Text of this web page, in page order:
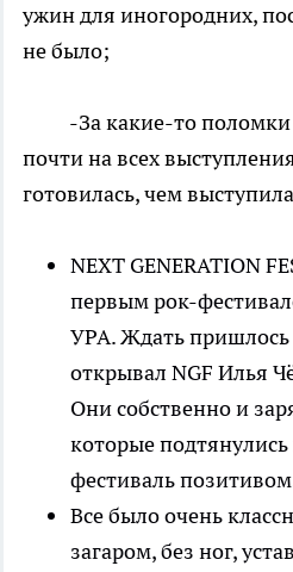
ужин для иногородних,
не было;
-За какие-то поломки
почти на всех
готовилась, чем
NEXT GENERATION
первым рок-
УРА. Ждать пришлось
открывал NGF Илья
Они собственно и
которые
фестиваль
Все было очень
загаром, без ног,